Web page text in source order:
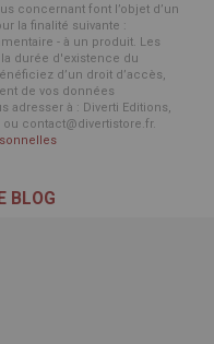
concernant font l’objet d’un
la finalité suivante :
- à un produit. Les
durée d'existence du
d’un droit d’accès,
de vos données
adresser à : Diverti Editions,
ou contact@divertistore.fr.
BLOG